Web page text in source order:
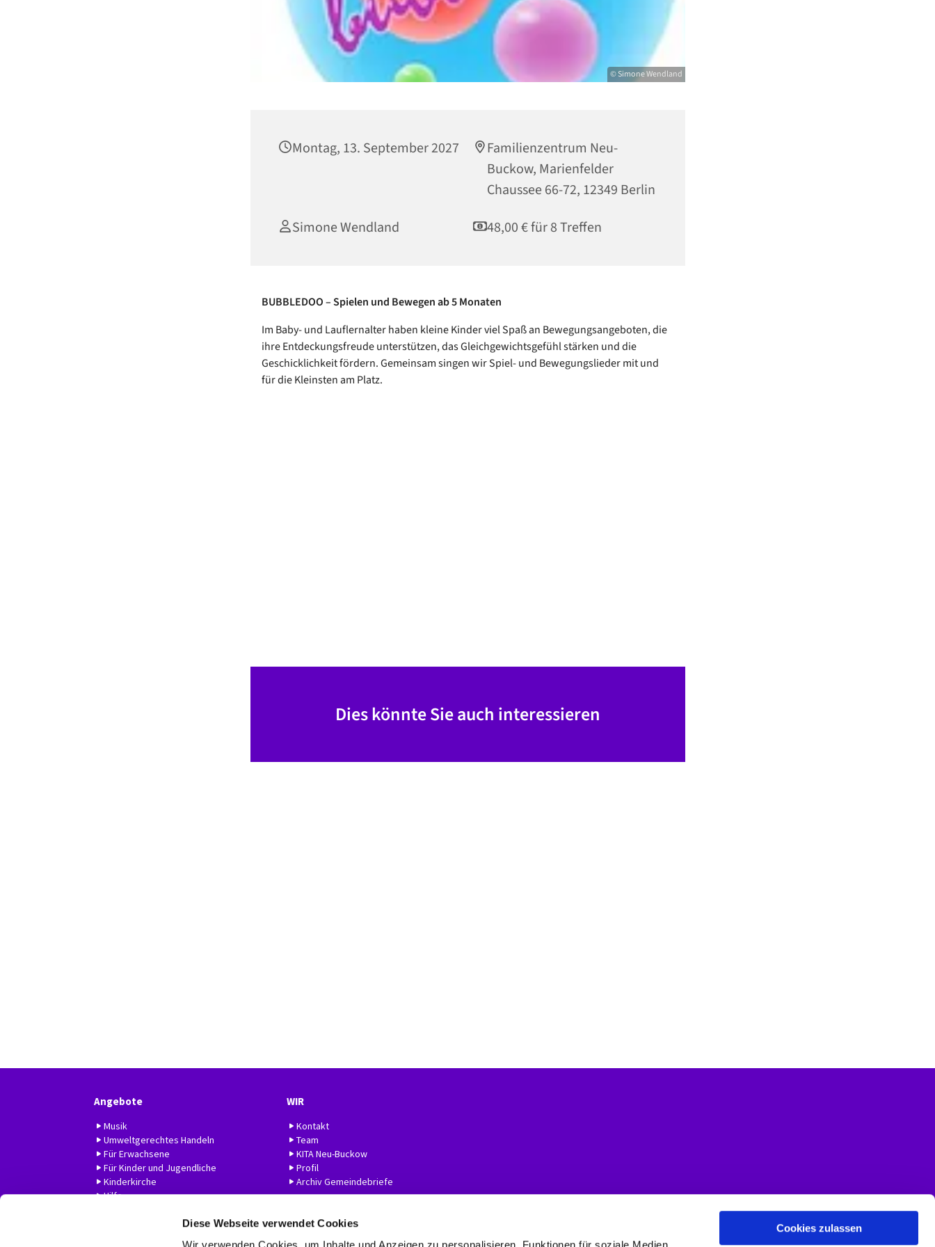
Diese Webseite verwendet Cookies
Cookies zulassen
© Simone Wendland
Montag, 13. September 2027
Familienzentrum Neu-
Buckow, Marienfelder
Chaussee 66-72, 12349 Berlin
Simone Wendland
48,00 € für 8 Treffen
BUBBLEDOO – Spielen und Bewegen ab 5 Monaten
Im Baby- und Lauflernalter haben kleine Kinder viel Spaß an Bewegungsangeboten, die
ihre Entdeckungsfreude unterstützen, das Gleichgewichtsgefühl stärken und die
Geschicklichkeit fördern. Gemeinsam singen wir Spiel- und Bewegungslieder mit und
für die Kleinsten am Platz.
Dies könnte Sie auch interessieren
Angebote
Musik
Umweltgerechtes Handeln
Für Erwachsene
Für Kinder und Jugendliche
Kinderkirche
Hilfe
WIR
Kontakt
Team
KITA Neu-Buckow
Profil
Archiv Gemeindebriefe